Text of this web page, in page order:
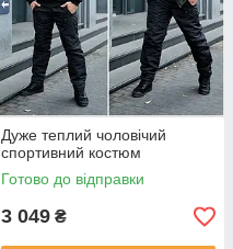
Дуже теплий чоловічий
спортивний костюм
Готово до відправки
3 049 ₴